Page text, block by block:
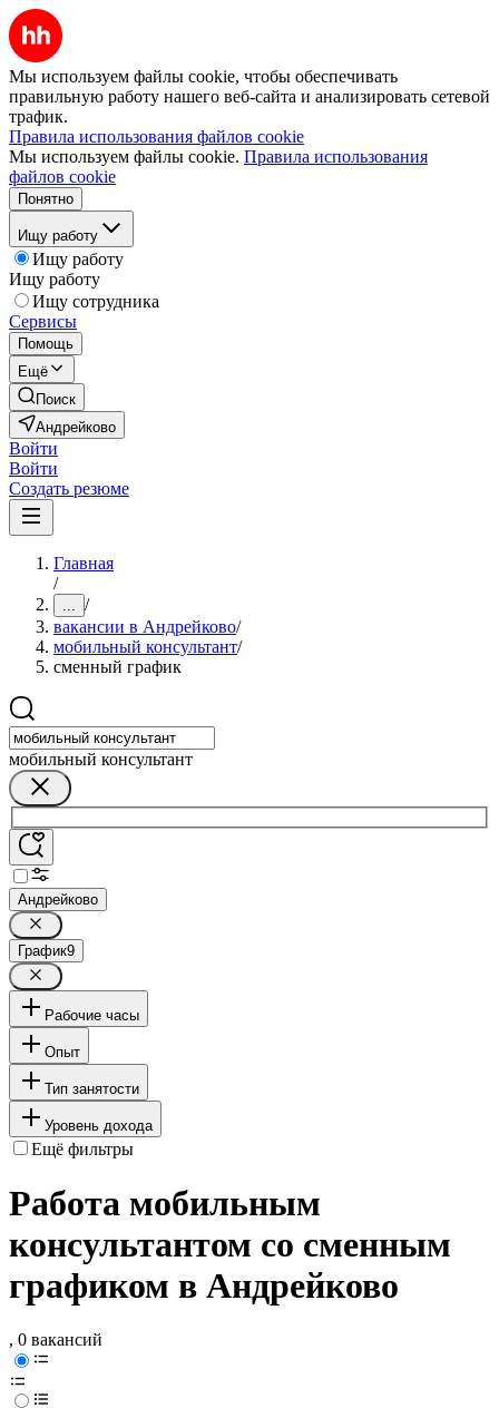
Мы используем файлы cookie, чтобы обеспечивать
правильную работу нашего веб-сайта и анализировать сетевой
трафик.
Правила использования файлов cookie
Мы используем файлы cookie. Правила использования
файлов cookie
Понятно
Ищу работу
Ищу работу
Ищу работу
Ищу сотрудника
Сервисы
Помощь
Ещё
Поиск
Андрейково
Войти
Войти
Создать резюме
Главная
/
... /
вакансии в Андрейково/
мобильный консультант/
сменный график
мобильный консультант
Андрейково
График9
Рабочие часы
Опыт
Тип занятости
Уровень дохода
Ещё фильтры
Работа мобильным
консультантом со сменным
графиком в Андрейково
, 0 вакансий